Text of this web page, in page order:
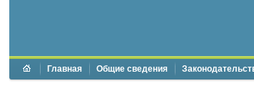
Главная Общие сведения